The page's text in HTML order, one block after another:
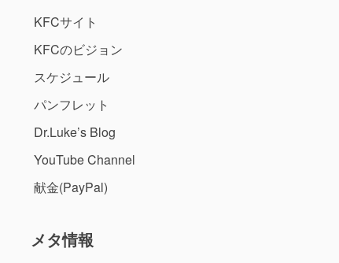
KFCサイト
KFCのビジョン
スケジュール
パンフレット
Dr.Luke’s Blog
YouTube Channel
献金(PayPal)
メタ情報